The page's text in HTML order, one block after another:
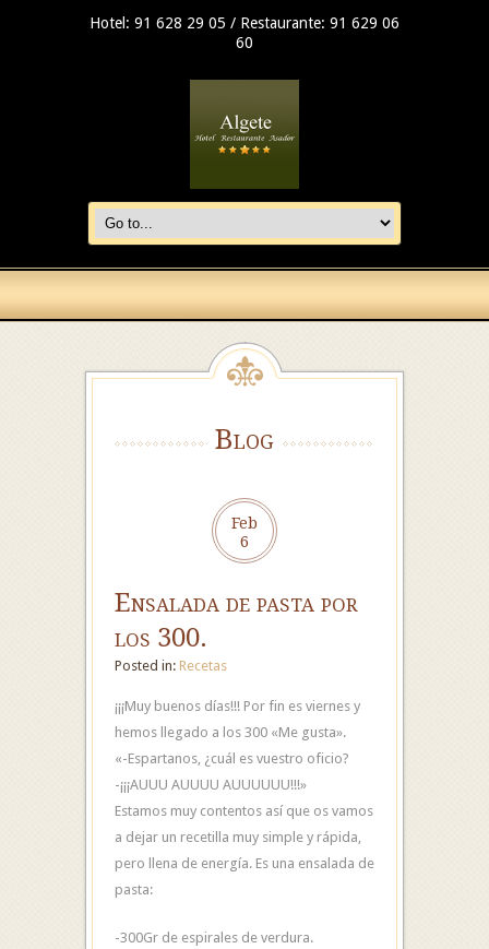
Hotel: 91 628 29 05 / Restaurante: 91 629 06
60
Blog
Feb
6
Ensalada de pasta por
los 300.
Posted in: Recetas
¡¡¡Muy buenos días!!! Por fin es viernes y
hemos llegado a los 300 «Me gusta».
«-Espartanos, ¿cuál es vuestro oficio?
-¡¡¡AUUU AUUUU AUUUUUU!!!»
Estamos muy contentos así que os vamos
a dejar un recetilla muy simple y rápida,
pero llena de energía. Es una ensalada de
pasta:
-300Gr de espirales de verdura.